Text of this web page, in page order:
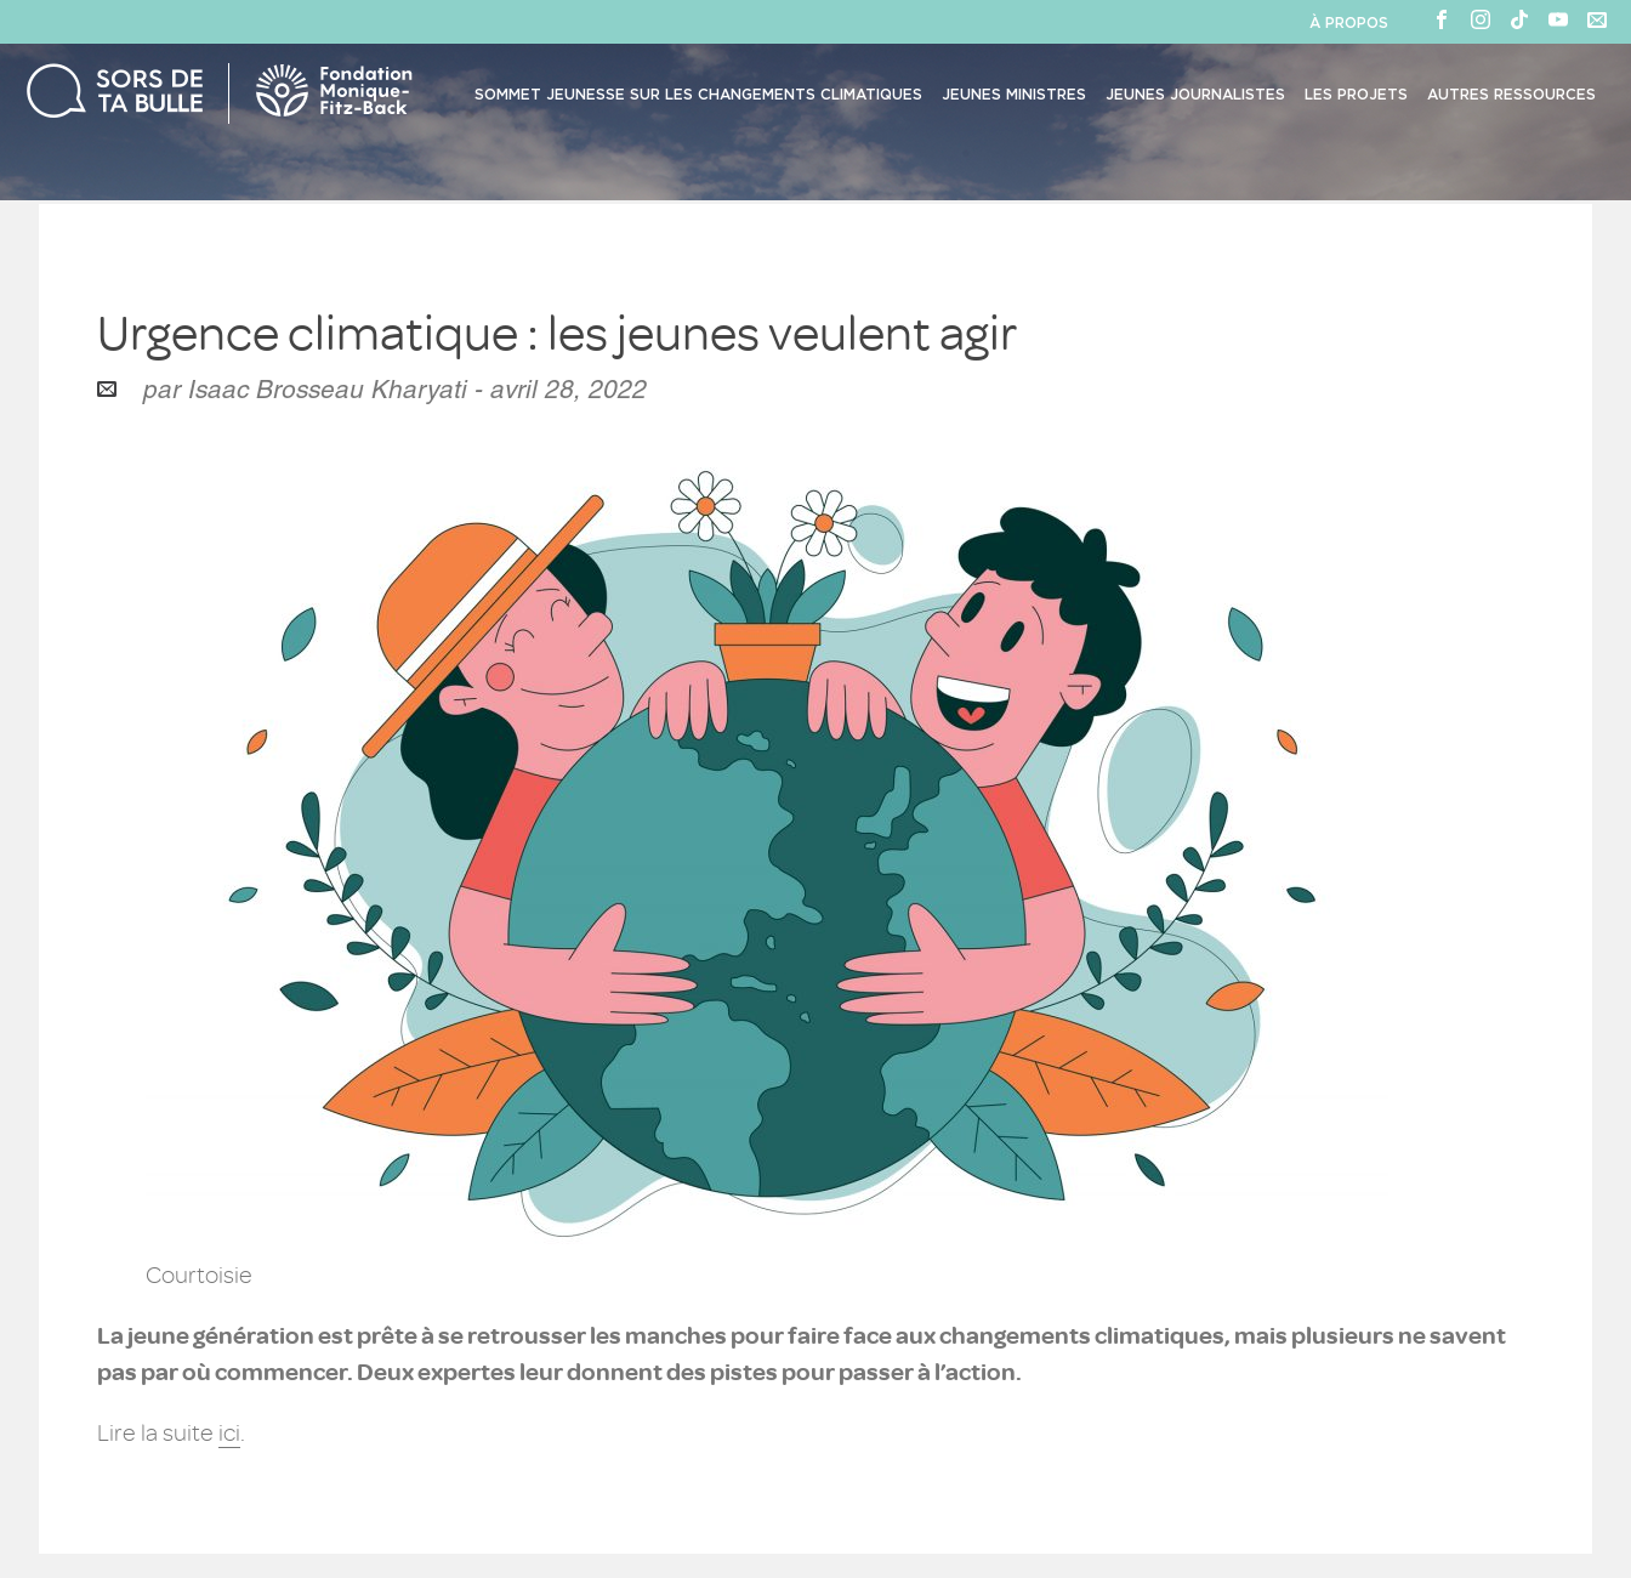
À PROPOS
SOMMET JEUNESSE SUR LES CHANGEMENTS CLIMATIQUES JEUNES MINISTRES JEUNES JOURNALISTES LES PROJETS AUTRES RESSOURCES
Urgence climatique : les jeunes veulent agir
par Isaac Brosseau Kharyati - avril 28, 2022
Courtoisie
La jeune génération est prête à se retrousser les manches pour faire face aux changements climatiques, mais plusieurs ne savent
pas par où commencer. Deux expertes leur donnent des pistes pour passer à l’action.
Lire la suite ici.